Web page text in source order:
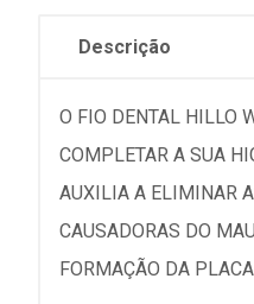
Descrição
O FIO DENTAL HILLO
COMPLETAR A SUA
AUXILIA A ELIMINAR
CAUSADORAS DO
FORMAÇÃO DA